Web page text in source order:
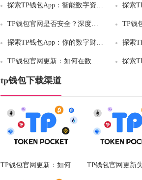
探索TP钱包App：智能数字资产管理的新标杆
TP钱包官网是否安全？深度解析数字资产安全保障与用户权益保护
探索TP钱包App：你的数字财富管理新纪元
TP钱包官网更新：如何在数字世界中守护你的资产安全与便利？
tp钱包下载渠道
TP钱包官网更新：如何在数字世界中守护你的资产安全与便利？